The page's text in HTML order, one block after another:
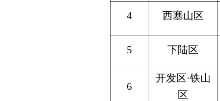
4 西塞山区
5 下陆区
6
开发区·铁山
区